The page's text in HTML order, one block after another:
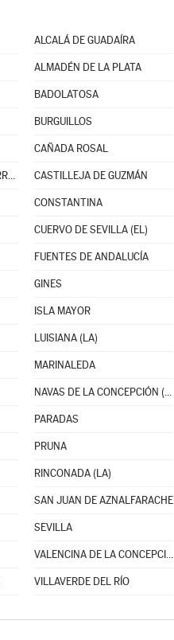
ALCALÁ DE GUADAÍRA
ALMADÉN DE LA PLATA
BADOLATOSA
BURGUILLOS
CAÑADA ROSAL
CASTILBLANCO DE LOS ARROYOS CASTILLEJA DE GUZMÁN
CONSTANTINA
CUERVO DE SEVILLA (EL)
FUENTES DE ANDALUCÍA
GINES
ISLA MAYOR
LUISIANA (LA)
MARINALEDA
NAVAS DE LA CONCEPCIÓN (LAS)
PARADAS
PRUNA
RINCONADA (LA)
SAN JUAN DE AZNALFARACHE
SEVILLA
VALENCINA DE LA CONCEPCIÓN
VILLAVERDE DEL RÍO